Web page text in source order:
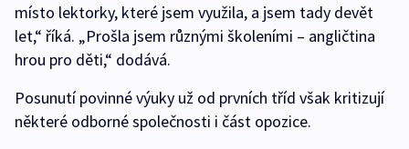
místo lektorky, které jsem využila, a jsem tady devět
let,“ říká. „Prošla jsem různými školeními – angličtina
hrou pro děti,“ dodává.
Posunutí povinné výuky už od prvních tříd však kritizují
některé odborné společnosti i část opozice.